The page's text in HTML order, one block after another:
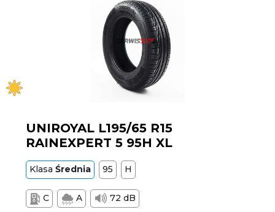
UNIROYAL L195/65 R15
RAINEXPERT 5 95H XL
KlasaŚrednia 95 H
C A 72 dB